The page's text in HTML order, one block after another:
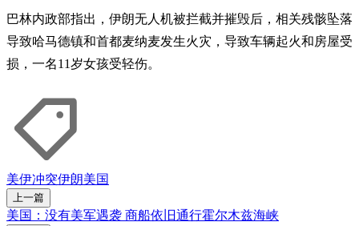
巴林内政部指出，伊朗无人机被拦截并摧毁后，相关残骸坠落
导致哈马德镇和首都麦纳麦发生火灾，导致车辆起火和房屋受
损，一名11岁女孩受轻伤。
美伊冲突伊朗美国
上一篇
美国：没有美军遇袭 商船依旧通行霍尔木兹海峡